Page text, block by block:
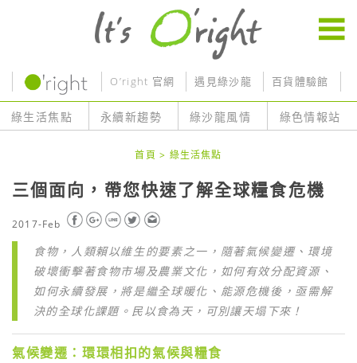
O’right 官網 遇見綠沙龍 百貨體驗館
綠生活焦點 永續新趨勢 綠沙龍風情 綠色情報站
首頁 > 綠生活焦點
三個面向，帶您快速了解全球糧食危機
2017-Feb
食物，人類賴以維生的要素之一，隨著氣候變遷、環境
破壞衝擊著食物市場及農業文化，如何有效分配資源、
如何永續發展，將是繼全球暖化、能源危機後，亟需解
決的全球化課題。民以食為天，可別讓天塌下來！
氣候變遷：環環相扣的氣候與糧食